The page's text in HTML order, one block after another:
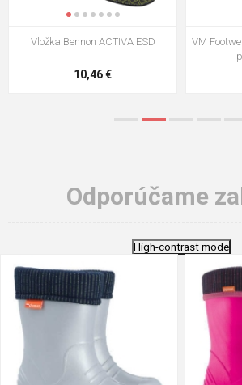
Vložka Bennon ACTIVA ESD
10,46 €
VM
Odporúčame
High-contrast mode